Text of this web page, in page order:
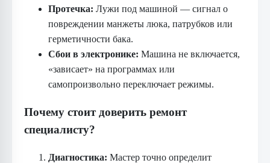
Протечка: Лужи под машиной — сигнал о
повреждении манжеты люка, патрубков или
герметичности бака.
Сбои в электронике: Машина не включается,
«зависает» на программах или
самопроизвольно переключает режимы.
Почему стоит доверить ремонт
специалисту?
Диагностика: Мастер точно определит